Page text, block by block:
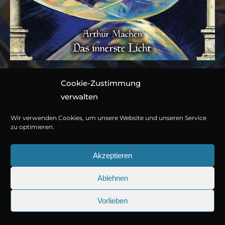
Cookie-Zustimmung
verwalten
Wir verwenden Cookies, um unsere Website und unseren Service
zu optimieren.
Akzeptieren
Ablehnen
Vorlieben
Folge 158: Arthur
Machen – Das innerste
Licht
Hörspiel von Marc Gruppe
© Copyright 2026Titania Medien GmbH.